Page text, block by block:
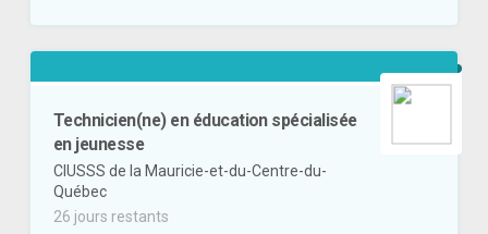
Technicien(ne) en éducation spécialisée
en jeunesse
CIUSSS de la Mauricie-et-du-Centre-du-
Québec
26 jours restants